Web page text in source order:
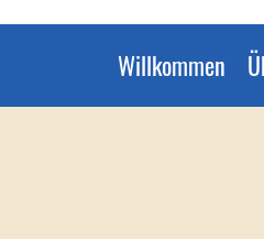
Willkommen